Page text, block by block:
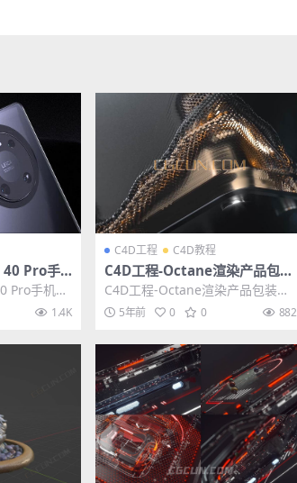
40 Pro手
型 含材
Pro手机模
材质贴图
1.4K
C4D工程 C4D教程
C4D工程-Octane渲染产品包装
片头动画工程文件含教程
C4D工程-Octane渲染产品包装片
头动画工程文件含教程 其他推荐:
c4d工...
5年前 0 0 882